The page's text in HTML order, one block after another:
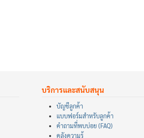
บริการและสนับสนุน
บัญชีลูกค้า
แบบฟอร์มสำหรับลูกค้า
คำถามที่พบบ่อย (FAQ)
คลังความรู้